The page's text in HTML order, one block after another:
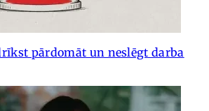
pārdomāt un neslēgt darba